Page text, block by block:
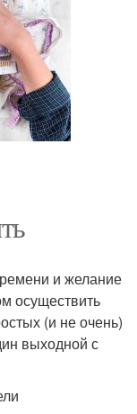
и желание
осуществить
(и не очень)
выходной с